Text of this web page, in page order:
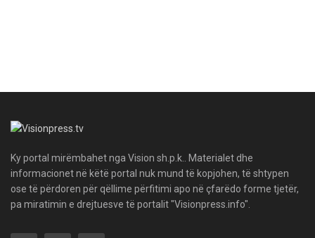
Ky portal mirëmbahet nga Vision sh.p.k.. Materialet dhe
informacionet në këtë portal nuk mund të kopjohen, të shtypen
ose të përdoren për qëllime përfitimi apo në çfarëdo forme tjetër,
pa miratimin e drejtuesve të portalit "Visionpress.info".